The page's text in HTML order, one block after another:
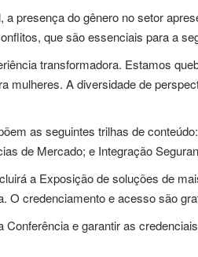
presença do gênero no setor
que são essenciais para a
transformadora. Estamos
mulheres. A diversidade de
as seguintes trilhas de
de Mercado; e Integração
a Exposição de soluções de
O credenciamento e acesso são
e garantir as